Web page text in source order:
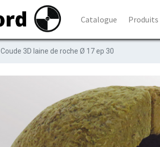
Catalogue Produits
Coude 3D laine de roche Ø 17 ep 30